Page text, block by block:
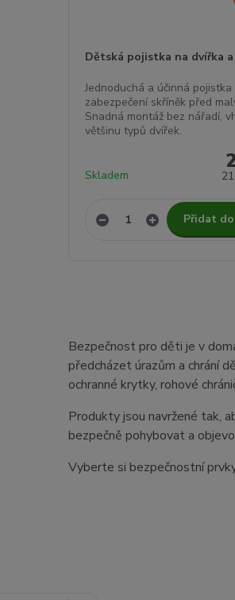
Dětská pojistka na dvířka
Jednoduchá a účinná pojistka
zabezpečení skříněk před
Snadná montáž bez nářadí,
většinu typů dvířek.
Skladem
Přidat
Bezpečnost pro děti je v
předcházet úrazům a chrání
ochranné krytky, rohové
Produkty jsou navržené tak,
bezpečně pohybovat a
Vyberte si bezpečnostní